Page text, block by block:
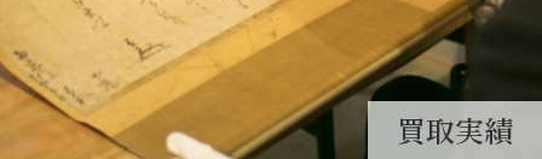
買取実績